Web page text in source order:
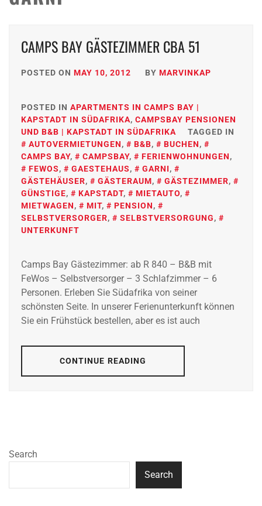
CAMPS BAY GÄSTEZIMMER CBA 51
POSTED ON MAY 10, 2012 BY MARVINKAP
POSTED IN APARTMENTS IN CAMPS BAY |
KAPSTADT IN SÜDAFRIKA, CAMPSBAY PENSIONEN
UND B&B | KAPSTADT IN SÜDAFRIKA
TAGGED IN
AUTOVERMIETUNGEN, B&B, BUCHEN,
CAMPS BAY, CAMPSBAY, FERIENWOHNUNGEN,
FEWOS, GAESTEHAUS, GARNI,
GÄSTEHÄUSER, GÄSTERAUM, GÄSTEZIMMER,
GÜNSTIGE, KAPSTADT, MIETAUTO,
MIETWAGEN, MIT, PENSION,
SELBSTVERSORGER, SELBSTVERSORGUNG,
UNTERKUNFT
Camps Bay Gästezimmer: ab R 840 – B&B mit
FeWos – Selbstversorger – 3 Schlafzimmer – 6
Personen. Erleben Sie Südafrika von seiner
schönsten Seite. In unserer Ferienunterkunft können
Sie ein Frühstück bestellen, aber es ist auch
CONTINUE READING
Search
Search